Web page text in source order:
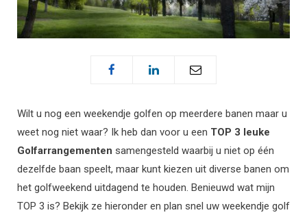
Wilt u nog een weekendje golfen op meerdere banen maar u
weet nog niet waar? Ik heb dan voor u een TOP 3 leuke
Golfarrangementen samengesteld waarbij u niet op één
dezelfde baan speelt, maar kunt kiezen uit diverse banen om
het golfweekend uitdagend te houden. Benieuwd wat mijn
TOP 3 is? Bekijk ze hieronder en plan snel uw weekendje golf